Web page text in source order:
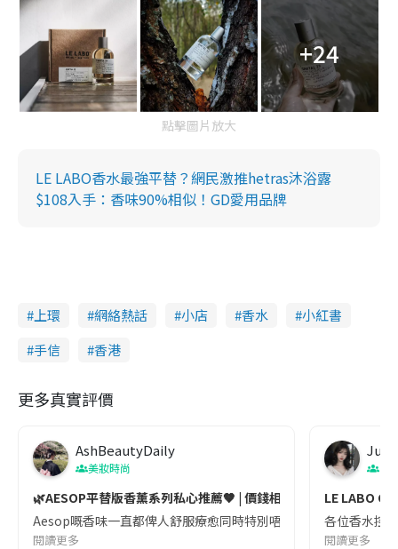
+24
點擊圖片放大
LE LABO香水最強平替？網民激推hetras沐浴露
$108入手：香味90%相似！GD愛用品牌
上環 網絡熱話 小店 香水
小紅書
手信
香港
更多真實評價
AshBeautyDaily
美妝時尚
🌿AESOP平替版香薰系列私心推薦🤎 | 價錢相差接近
Aesop嘅香味一直都俾人舒服療愈同時特別唔容易撞嘅感覺，正
閱讀更多
LE LABO
各位香水控
閱讀更多